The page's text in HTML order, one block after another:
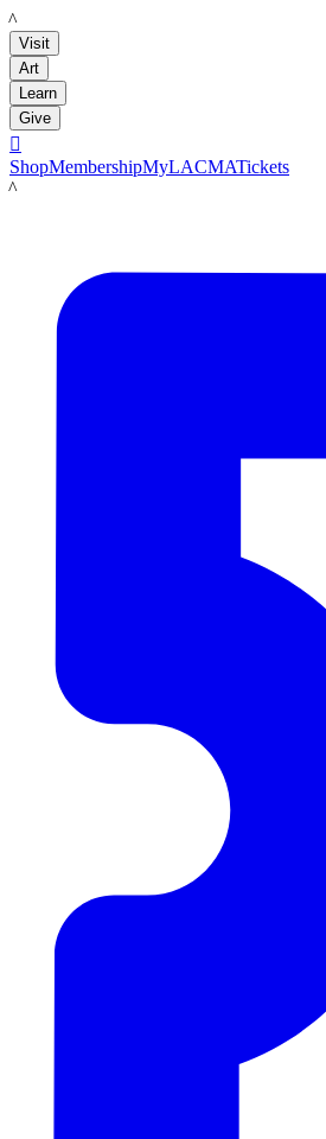
LACMA
Visit
Art
Learn
Give

ShopMembershipMyLACMATickets
LACMA